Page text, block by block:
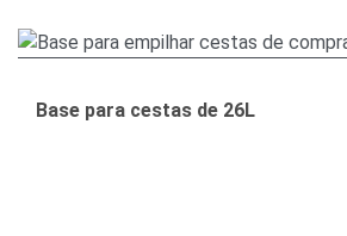
Base para cestas de 26L